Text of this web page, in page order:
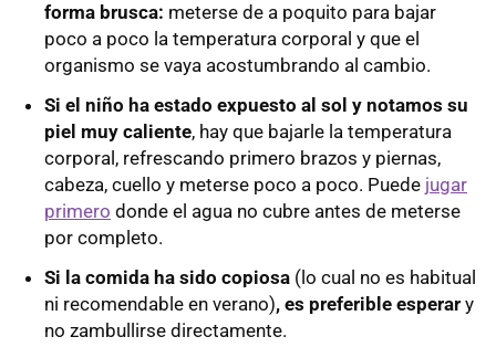
forma brusca: meterse de a poquito para bajar
poco a poco la temperatura corporal y que el
organismo se vaya acostumbrando al cambio.
Si el niño ha estado expuesto al sol y notamos su
piel muy caliente, hay que bajarle la temperatura
corporal, refrescando primero brazos y piernas,
cabeza, cuello y meterse poco a poco. Puede jugar
primero donde el agua no cubre antes de meterse
por completo.
Si la comida ha sido copiosa (lo cual no es habitual
ni recomendable en verano), es preferible esperar y
no zambullirse directamente.